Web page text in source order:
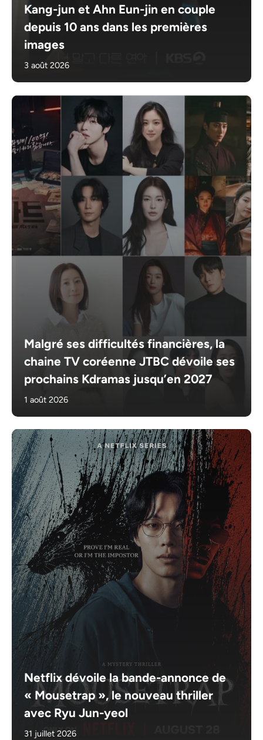
Kang-jun et Ahn Eun-jin en couple
depuis 10 ans dans les premières
images
3 août 2026
Malgré ses difficultés financières, la
chaine TV coréenne JTBC dévoile ses
prochains Kdramas jusqu’en 2027
1 août 2026
Netflix dévoile la bande-annonce de
« Mousetrap », le nouveau thriller
avec Ryu Jun-yeol
31 juillet 2026